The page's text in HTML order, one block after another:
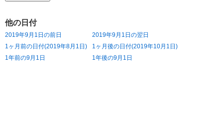
他の日付
2019年9月1日の前日
2019年9月1日の翌日
1ヶ月前の日付(2019年8月1日)
1ヶ月後の日付(2019年10月1日)
1年前の9月1日
1年後の9月1日